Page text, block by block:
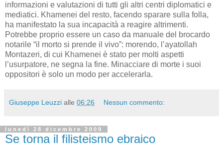
informazioni e valutazioni di tutti gli altri centri diplomatici e
mediatici. Khamenei del resto, facendo sparare sulla folla,
ha manifestato la sua incapacità a reagire altrimenti.
Potrebbe proprio essere un caso da manuale del brocardo
notarile “il morto si prende il vivo”: morendo, l’ayatollah
Montazeri, di cui Khamenei è stato per molti aspetti
l’usurpatore, ne segna la fine. Minacciare di morte i suoi
oppositori è solo un modo per accelerarla.
Giuseppe Leuzzi alle 06:26 Nessun commento:
lunedì 28 dicembre 2009
Se torna il filisteismo ebraico